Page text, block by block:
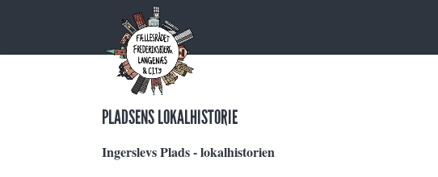
PLADSENS LOKALHISTORIE
Ingerslevs Plads - lokalhistorien